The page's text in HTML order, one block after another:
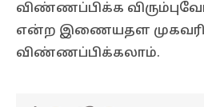
விண்ணப்பிக்க விரும்புவோர்
என்ற இணையதள
விண்ணப்பிக்கலாம்.